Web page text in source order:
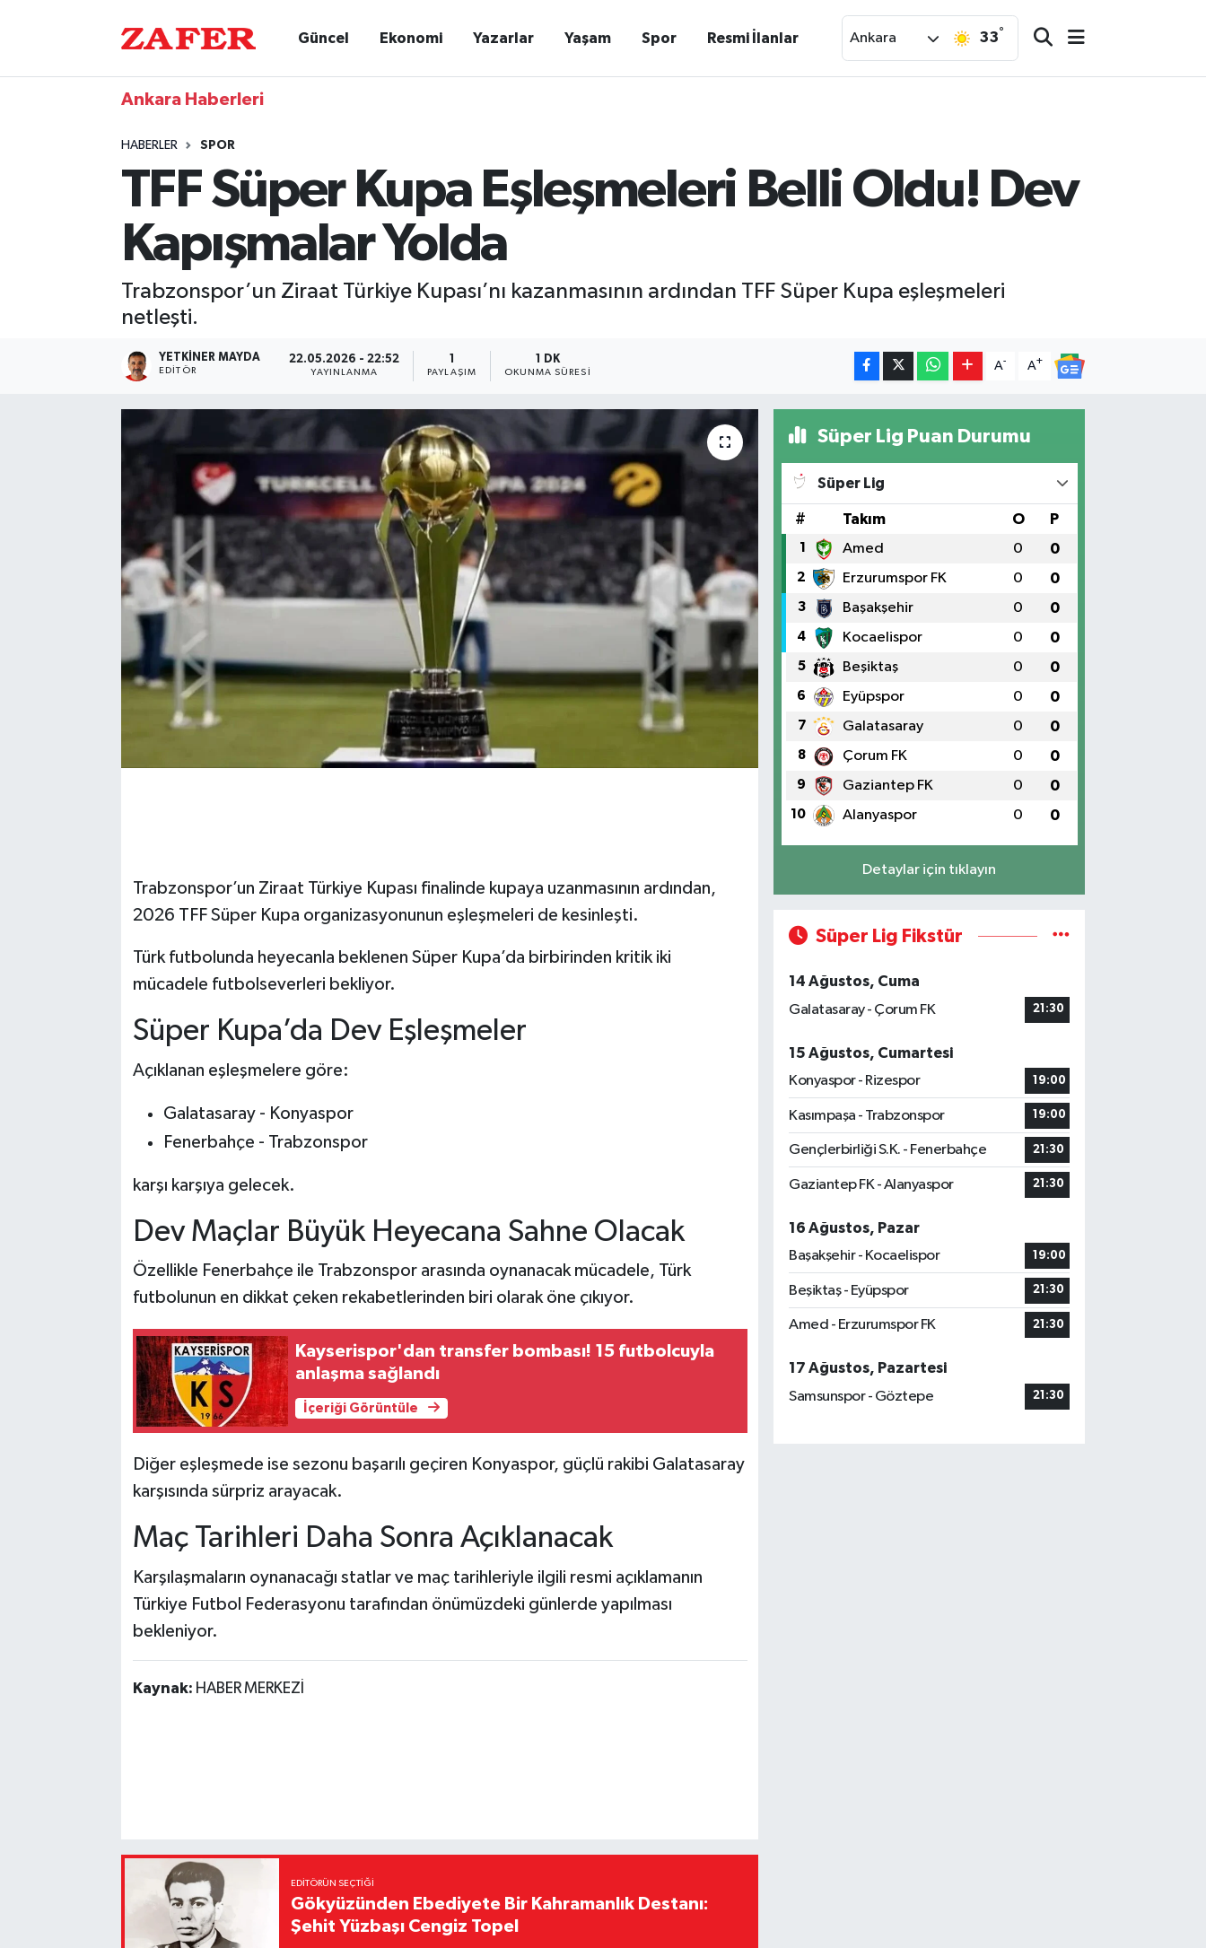
Güncel Ekonomi Yazarlar Yaşam Spor Resmi İlanlar Ankara 33°
Ankara Haberleri
HABERLER SPOR
TFF Süper Kupa Eşleşmeleri Belli Oldu! Dev
Kapışmalar Yolda
Trabzonspor’un Ziraat Türkiye Kupası’nı kazanmasının ardından TFF Süper Kupa eşleşmeleri
netleşti.
YETKINER MAYDA
EDITÖR
22.05.2026 - 22:52
YAYINLANMA PAYLAŞIM
1 DK
OKUNMA SÜRESI
A- A+
Trabzonspor’un Ziraat Türkiye Kupası finalinde kupaya uzanmasının ardından,
2026 TFF Süper Kupa organizasyonunun eşleşmeleri de kesinleşti.
Türk futbolunda heyecanla beklenen Süper Kupa’da birbirinden kritik iki
mücadele futbolseverleri bekliyor.
Süper Kupa’da Dev Eşleşmeler
Açıklanan eşleşmelere göre:
Galatasaray - Konyaspor
Fenerbahçe - Trabzonspor
karşı karşıya gelecek.
Dev Maçlar Büyük Heyecana Sahne Olacak
Özellikle Fenerbahçe ile Trabzonspor arasında oynanacak mücadele, Türk
futbolunun en dikkat çeken rekabetlerinden biri olarak öne çıkıyor.
Kayserispor'dan transfer bombası! 15 futbolcuyla
anlaşma sağlandı
İçeriği Görüntüle
Diğer eşleşmede ise sezonu başarılı geçiren Konyaspor, güçlü rakibi Galatasaray
karşısında sürpriz arayacak.
Maç Tarihleri Daha Sonra Açıklanacak
Karşılaşmaların oynanacağı statlar ve maç tarihleriyle ilgili resmi açıklamanın
Türkiye Futbol Federasyonu tarafından önümüzdeki günlerde yapılması
bekleniyor.
Kaynak: HABER MERKEZİ
EDITÖRÜN SEÇTIĞI
Gökyüzünden Ebediyete Bir Kahramanlık Destanı:
Şehit Yüzbaşı Cengiz Topel
Süper Lig Puan Durumu
Süper Lig
# Takım O P
1 Amed 0 0
2 Erzurumspor FK 0 0
3 Başakşehir 0 0
4 Kocaelispor 0 0
5 Beşiktaş 0 0
6 Eyüpspor 0 0
7 Galatasaray 0 0
8 Çorum FK 0 0
9 Gaziantep FK 0 0
10 Alanyaspor 0 0
Detaylar için tıklayın
Süper Lig Fikstür
14 Ağustos, Cuma
Galatasaray - Çorum FK
21:30
15 Ağustos, Cumartesi
Konyaspor - Rizespor
19:00
Kasımpaşa - Trabzonspor 19:00
Gençlerbirliği S.K. - Fenerbahçe 21:30
Gaziantep FK - Alanyaspor 21:30
16 Ağustos, Pazar
Başakşehir - Kocaelispor
19:00
Beşiktaş - Eyüpspor 21:30
Amed - Erzurumspor FK 21:30
17 Ağustos, Pazartesi
Samsunspor - Göztepe
21:30